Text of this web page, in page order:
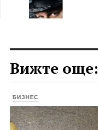
Вижте още:
БИЗНЕС